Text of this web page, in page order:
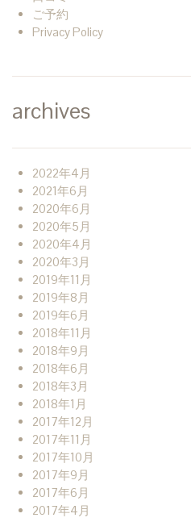
ご予約
Privacy Policy
archives
2022年4月
2021年6月
2020年6月
2020年5月
2020年4月
2020年3月
2019年11月
2019年8月
2019年6月
2018年11月
2018年9月
2018年6月
2018年3月
2018年1月
2017年12月
2017年11月
2017年10月
2017年9月
2017年6月
2017年4月